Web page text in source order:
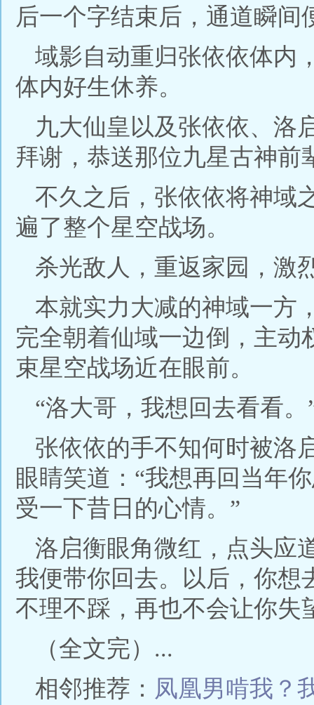
后一个字结束后，通道瞬间
域影自动重归张依依体内
体内好生休养。
九大仙皇以及张依依、洛
拜谢，恭送那位九星古神前
不久之后，张依依将神域
遍了整个星空战场。
杀光敌人，重返家园，激
本就实力大减的神域一方
完全朝着仙域一边倒，主动
束星空战场近在眼前。
“洛大哥，我想回去看看。
张依依的手不知何时被洛
眼睛笑道：“我想再回当年
受一下昔日的心情。”
洛启衡眼角微红，点头应
我便带你回去。以后，你想
不理不踩，再也不会让你失
（全文完）...
相邻推荐： 凤凰男啃我？